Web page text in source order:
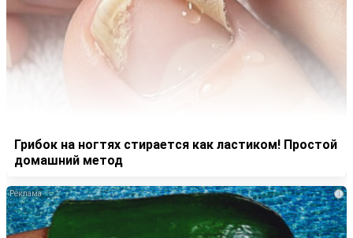
Грибок на ногтях стирается как ластиком! Простой
домашний метод
i